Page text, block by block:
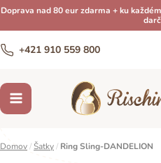
Doprava nad 80 eur zdarma + ku
+421 910 559 800
Domov/ Šatky/ Ring Sling-DANDELION